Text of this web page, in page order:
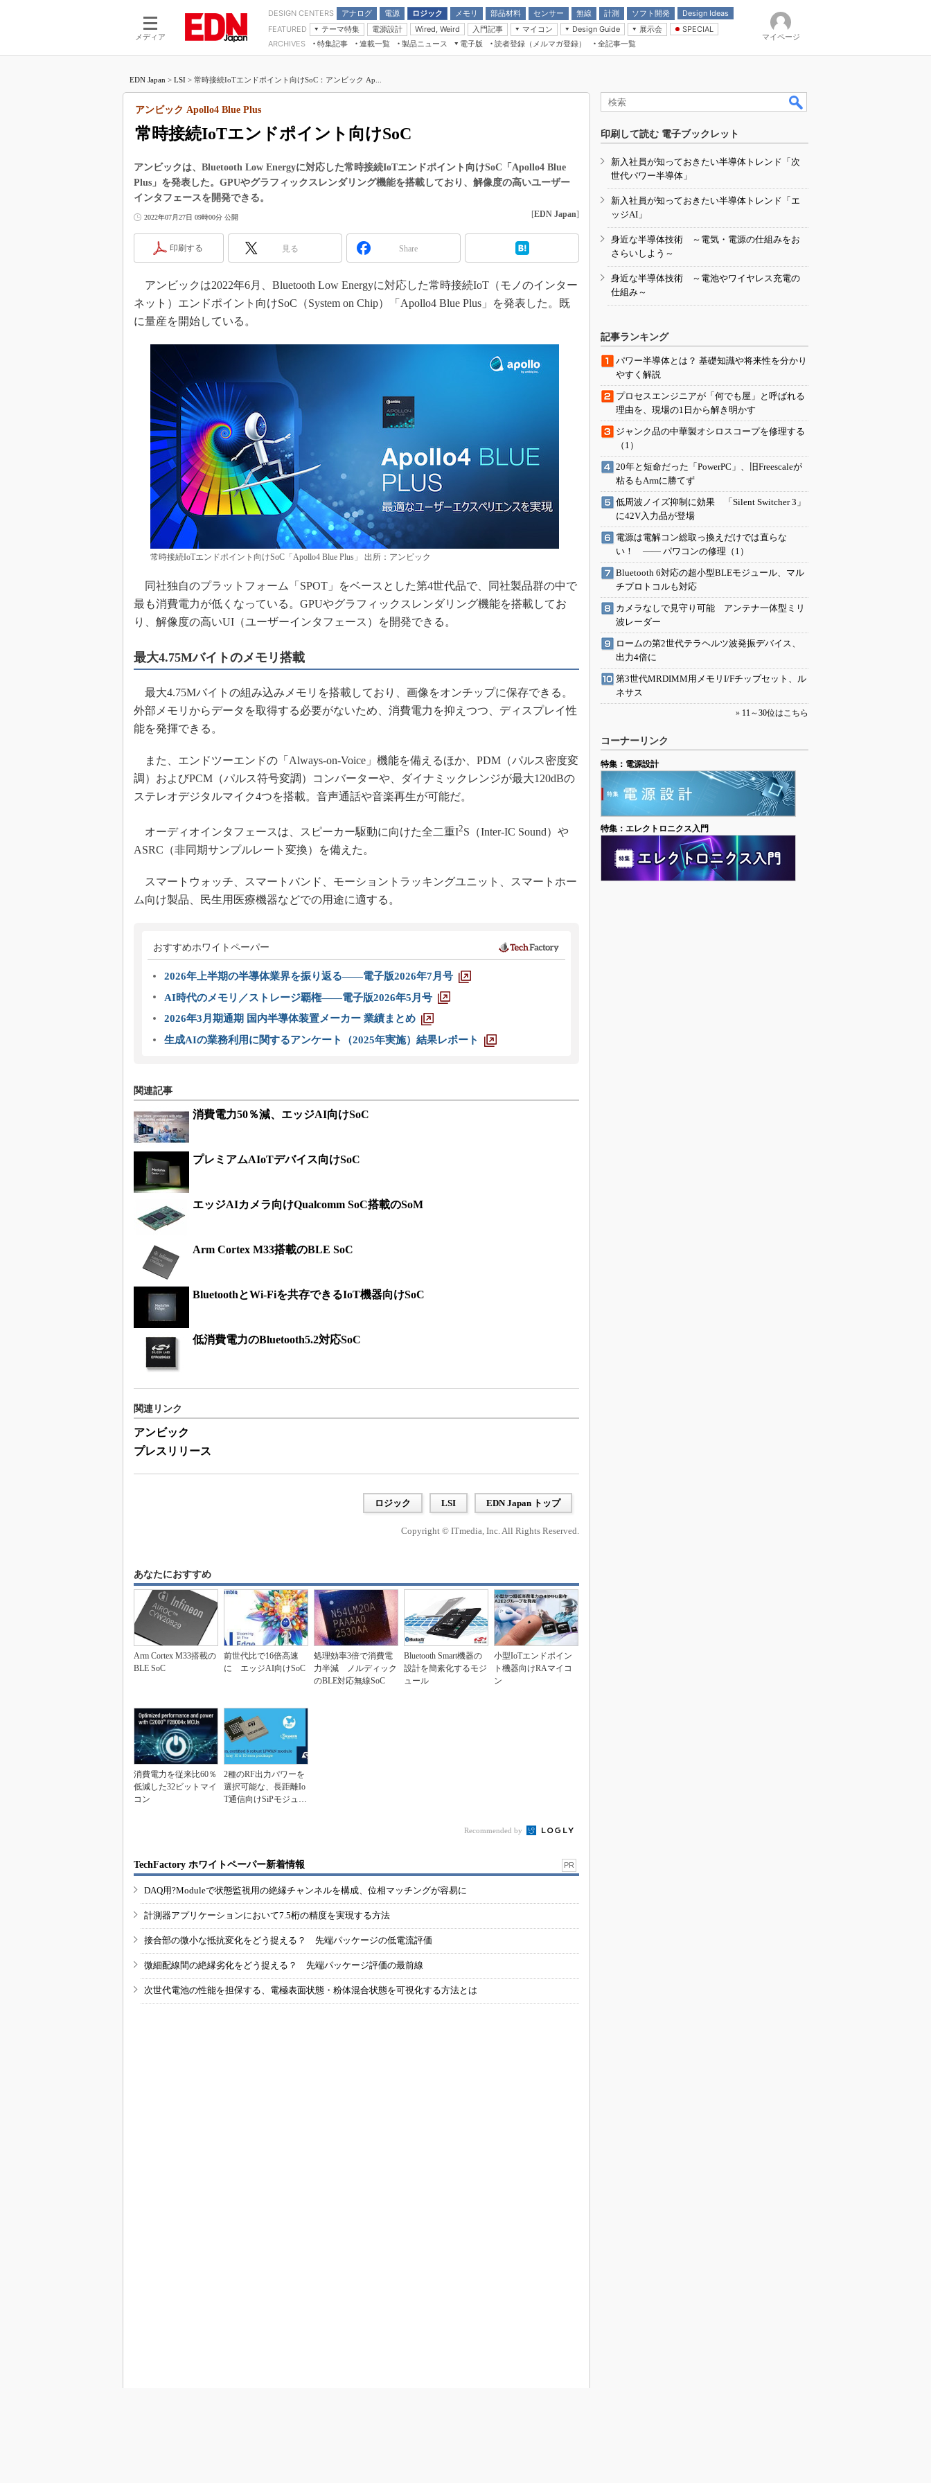
メディア
DESIGN CENTERS アナログ
電源
モーター
ロジック
LSI
メモリ
部品材料
受動部品
センサー 無線 計測 ソフト開発
Design Ideas
アナログ機能回路
計測とテスト
FEATURED
テーマ特集
つながるクルマ
エレクトロニクス入門
医療エレ（EE Times Japan）
製品解剖（EE Times Japan）
電源設計 Wired, Weird
入門記事
モーター入門
マイコン
マイコン講座
Design Guide
計測機器
展示会
CEATEC
組込み/エッジコンピューティング展
SPECIAL
Microchip情報
ARCHIVES 特集記事
連載一覧
マイクロプロセッサ懐古録
用講座
たった2つの式で始めるDC/DCコン
DC-DCコンバーター活用講座
Wired, Weird
高速シリアル伝送技術講座
ズ編
めざせ高効率！ モーター駆動入門講
Bluetooth mesh入門
「SPICEの仕組みとその活用設計」
最新記事一覧
計測器メーカーから見た5G
USB Type-Cの登場で評価試験はど
う変わる？
IoT時代の無線規格を知る【Thread
編】
IoT時代の無線規格を知る【Z-Wave
編】
製品ニュース
電子版
電子ブックレット
読者登録（メルマガ登録） 全記事一覧
マイページ
EDN Japan > LSI > 常時接続IoTエンドポイント向けSoC：アンビック Ap...
常時接続IoTエンドポイント向けSoC
アンビック Apollo4 Blue Plus
アンビックは、Bluetooth Low Energyに対応した常時接続IoTエンドポイント向けSoC「Apollo4 Blue
Plus」を発表した。GPUやグラフィックスレンダリング機能を搭載しており、解像度の高いユーザー
インタフェースを開発できる。
2022年07月27日 09時00分 公開 [EDN Japan]
印刷する 見る Share
アンビックは2022年6月、Bluetooth Low Energyに対応した常時接続IoT（モノのインター
ネット）エンドポイント向けSoC（System on Chip）「Apollo4 Blue Plus」を発表した。既
に量産を開始している。
常時接続IoTエンドポイント向けSoC「Apollo4 Blue Plus」 出所：アンビック
同社独自のプラットフォーム「SPOT」をベースとした第4世代品で、同社製品群の中で
最も消費電力が低くなっている。GPUやグラフィックスレンダリング機能を搭載してお
り、解像度の高いUI（ユーザーインタフェース）を開発できる。
最大4.75Mバイトのメモリ搭載
最大4.75Mバイトの組み込みメモリを搭載しており、画像をオンチップに保存できる。
外部メモリからデータを取得する必要がないため、消費電力を抑えつつ、ディスプレイ性
能を発揮できる。
また、エンドツーエンドの「Always-on-Voice」機能を備えるほか、PDM（パルス密度変
調）およびPCM（パルス符号変調）コンバーターや、ダイナミックレンジが最大120dBの
ステレオデジタルマイク4つを搭載。音声通話や音楽再生が可能だ。
オーディオインタフェースは、スピーカー駆動に向けた全二重I2S（Inter-IC Sound）や
ASRC（非同期サンプルレート変換）を備えた。
スマートウォッチ、スマートバンド、モーショントラッキングユニット、スマートホー
ム向け製品、民生用医療機器などでの用途に適する。
おすすめホワイトペーパー
2026年上半期の半導体業界を振り返る――電子版2026年7月号
AI時代のメモリ／ストレージ覇権――電子版2026年5月号
2026年3月期通期 国内半導体装置メーカー 業績まとめ
生成AIの業務利用に関するアンケート（2025年実施）結果レポート
関連記事
消費電力50％減、エッジAI向けSoC
プレミアムAIoTデバイス向けSoC
エッジAIカメラ向けQualcomm SoC搭載のSoM
Arm Cortex M33搭載のBLE SoC
BluetoothとWi-Fiを共存できるIoT機器向けSoC
低消費電力のBluetooth5.2対応SoC
関連リンク
アンビック
プレスリリース
ロジック LSI EDN Japan トップ
Copyright © ITmedia, Inc. All Rights Reserved.
あなたにおすすめ
Arm Cortex M33搭載の
BLE SoC
前世代比で16倍高速
に エッジAI向けSoC
処理効率3倍で消費電
力半減 ノルディック
のBLE対応無線SoC
Bluetooth Smart機器の
設計を簡素化するモジ
ュール
小型IoTエンドポイン
ト機器向けRAマイコ
ン
消費電力を従来比60％
低減した32ビットマイ
コン
2種のRF出力パワーを
選択可能な、長距離Io
T通信向けSiPモジュー
Recommended by
TechFactory ホワイトペーパー新着情報 PR
DAQ用?Moduleで状態監視用の絶縁チャンネルを構成、位相マッチングが容易に
計測器アプリケーションにおいて7.5桁の精度を実現する方法
接合部の微小な抵抗変化をどう捉える？ 先端パッケージの低電流評価
微細配線間の絶縁劣化をどう捉える？ 先端パッケージ評価の最前線
次世代電池の性能を担保する、電極表面状態・粉体混合状態を可視化する方法とは
印刷して読む 電子ブックレット
新入社員が知っておきたい半導体トレンド「次
世代パワー半導体」
新入社員が知っておきたい半導体トレンド「エ
ッジAI」
身近な半導体技術 ～電気・電源の仕組みをお
さらいしよう～
身近な半導体技術 ～電池やワイヤレス充電の
仕組み～
記事ランキング
パワー半導体とは？ 基礎知識や将来性を分かり
やすく解説
プロセスエンジニアが「何でも屋」と呼ばれる
理由を、現場の1日から解き明かす
ジャンク品の中華製オシロスコープを修理する
（1）
20年と短命だった「PowerPC」、旧Freescaleが
粘るもArmに勝てず
低周波ノイズ抑制に効果 「Silent Switcher 3」
に42V入力品が登場
電源は電解コン総取っ換えだけでは直らな
い！ ―― パワコンの修理（1）
Bluetooth 6対応の超小型BLEモジュール、マル
チプロトコルも対応
カメラなしで見守り可能 アンテナ一体型ミリ
波レーダー
ロームの第2世代テラヘルツ波発振デバイス、
出力4倍に
第3世代MRDIMM用メモリI/Fチップセット、ル
ネサス
» 11～30位はこちら
コーナーリンク
特集：電源設計
特集：エレクトロニクス入門